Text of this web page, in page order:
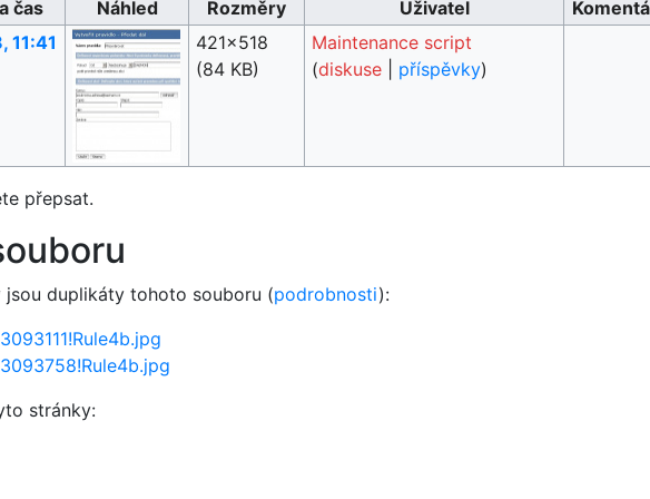
čas Náhled Rozměry Uživatel
11:41
421×518
(84 KB)
Maintenance script
(diskuse příspěvky)
přepsat.
jsou duplikáty tohoto souboru (podrobnosti):
stránky: